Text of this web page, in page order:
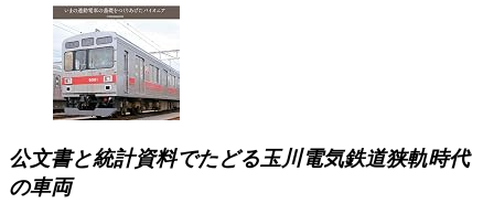
公文書と統計資料でたどる玉川電気鉄道狭軌時代
の車両